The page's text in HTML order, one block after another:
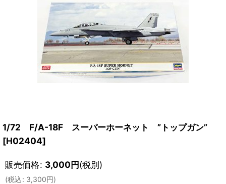
1/72 F/A-18F スーパーホーネット ”トップガン”
[H02404]
販売価格: 3,000円(税別)
(税込: 3,300円)